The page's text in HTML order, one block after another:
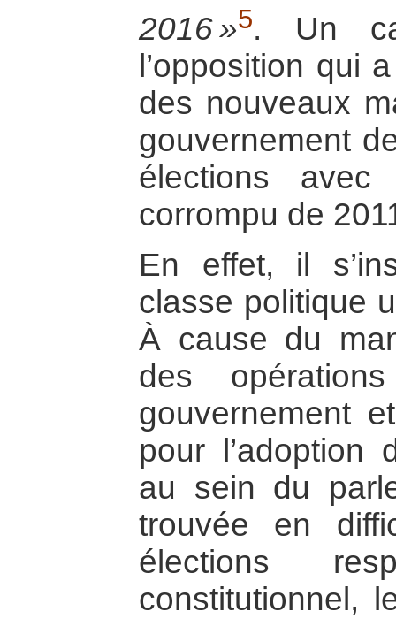
2016 »5. Un
l’opposition qui
des nouveaux
gouvernement
élections
corrompu de
En effet, il
classe politique
À cause du
des
gouvernement
pour l’adoption
au sein du
trouvée en
élections
constitutionnel,